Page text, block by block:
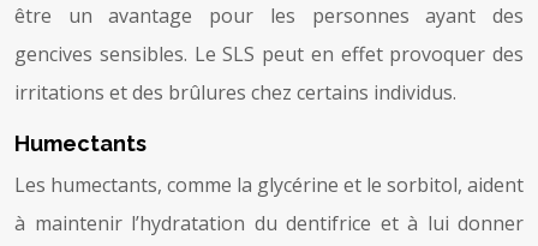
être un avantage pour les personnes ayant des
gencives sensibles. Le SLS peut en effet provoquer des
irritations et des brûlures chez certains individus.
Humectants
Les humectants, comme la glycérine et le sorbitol, aident
à maintenir l’hydratation du dentifrice et à lui donner